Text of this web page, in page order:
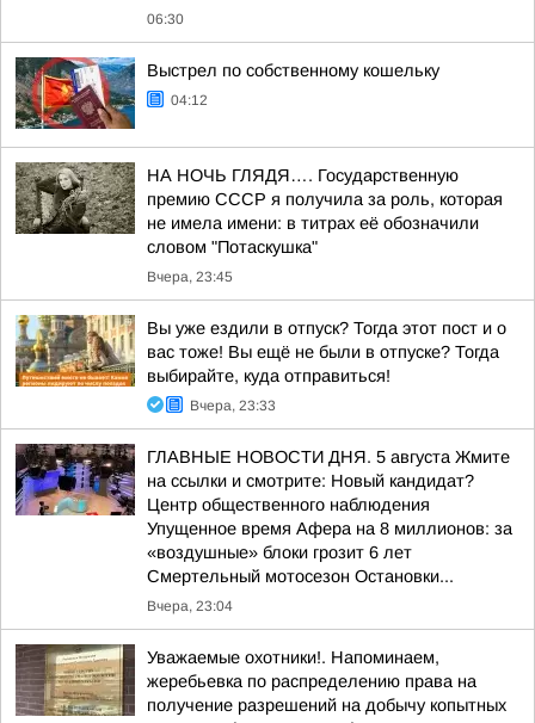
06:30
Выстрел по собственному кошельку
04:12
НА НОЧЬ ГЛЯДЯ…. Государственную
премию СССР я получила за роль, которая
не имела имени: в титрах её обозначили
словом "Потаскушка"
Вчера, 23:45
Вы уже ездили в отпуск? Тогда этот пост и о
вас тоже! Вы ещё не были в отпуске? Тогда
выбирайте, куда отправиться!
Вчера, 23:33
ГЛАВНЫЕ НОВОСТИ ДНЯ. 5 августа Жмите
на ссылки и смотрите: Новый кандидат?
Центр общественного наблюдения
Упущенное время Афера на 8 миллионов: за
«воздушные» блоки грозит 6 лет
Смертельный мотосезон Остановки...
Вчера, 23:04
Уважаемые охотники!. Напоминаем,
жеребьевка по распределению права на
получение разрешений на добычу копытных